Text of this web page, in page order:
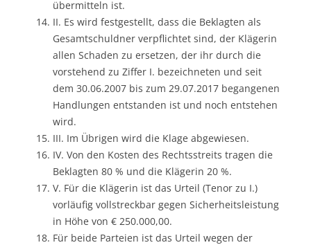
übermitteln ist.
II. Es wird festgestellt, dass die Beklagten als
Gesamtschuldner verpflichtet sind, der Klägerin
allen Schaden zu ersetzen, der ihr durch die
vorstehend zu Ziffer I. bezeichneten und seit
dem 30.06.2007 bis zum 29.07.2017 begangenen
Handlungen entstanden ist und noch entstehen
wird.
III. Im Übrigen wird die Klage abgewiesen.
IV. Von den Kosten des Rechtsstreits tragen die
Beklagten 80 % und die Klägerin 20 %.
V. Für die Klägerin ist das Urteil (Tenor zu I.)
vorläufig vollstreckbar gegen Sicherheitsleistung
in Höhe von € 250.000,00.
Für beide Parteien ist das Urteil wegen der